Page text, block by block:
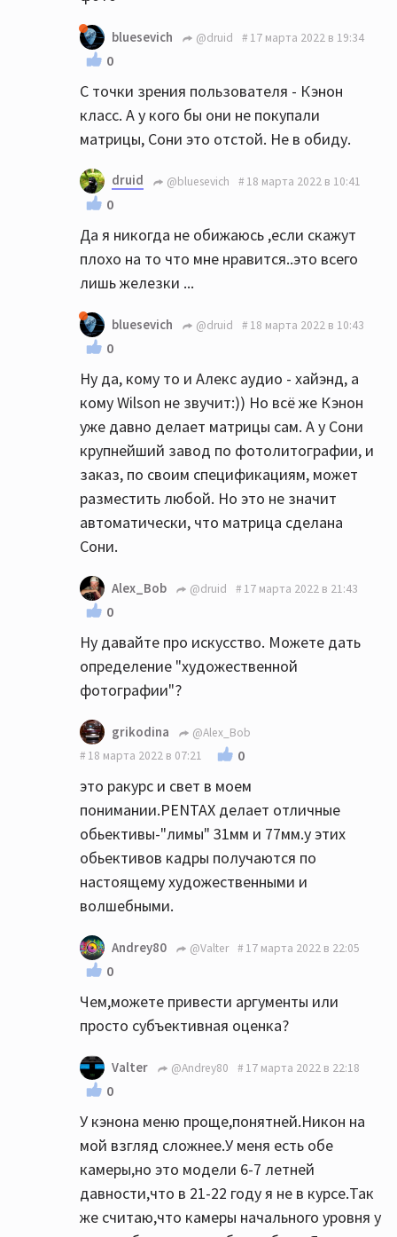
bluesevich @druid 17 марта 2022 в 19:34
0
С точки зрения пользователя - Кэнон
класс. А у кого бы они не покупали
матрицы, Сони это отстой. Не в обиду.
druid @bluesevich 18 марта 2022 в 10:41
0
Да я никогда не обижаюсь ,если скажут
плохо на то что мне нравится..это всего
лишь железки ...
bluesevich @druid 18 марта 2022 в 10:43
0
Ну да, кому то и Алекс аудио - хайэнд, а
кому Wilson не звучит:)) Но всё же Кэнон
уже давно делает матрицы сам. А у Сони
крупнейший завод по фотолитографии, и
заказ, по своим спецификациям, может
разместить любой. Но это не значит
автоматически, что матрица сделана
Сони.
Alex_Bob @druid 17 марта 2022 в 21:43
0
Ну давайте про искусство. Можете дать
определение "художественной
фотографии"?
grikodina
@Alex_Bob
18 марта 2022 в 07:21
0
это ракурс и свет в моем
понимании.PENTAX делает отличные
обьективы-"лимы" 31мм и 77мм.у этих
обьективов кадры получаются по
настоящему художественными и
волшебными.
Andrey80 @Valter 17 марта 2022 в 22:05
0
Чем,можете привести аргументы или
просто субъективная оценка?
Valter @Andrey80 17 марта 2022 в 22:18
0
У кэнона меню проще,понятней.Никон на
мой взгляд сложнее.У меня есть обе
камеры,но это модели 6-7 летней
давности,что в 21-22 году я не в курсе.Так
же считаю,что камеры начального уровня у